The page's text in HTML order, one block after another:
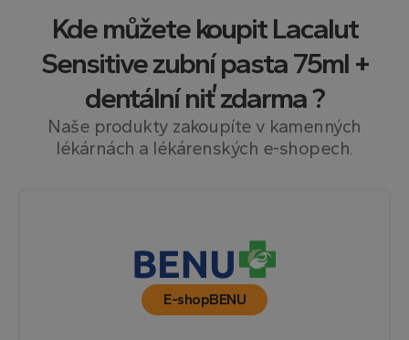
Kde můžete koupitLacalut
Sensitive zubní pasta 75ml +
dentální niť zdarma?
Naše produkty zakoupíte v kamenných
lékárnách a lékárenských e-shopech.
E-shopBENU